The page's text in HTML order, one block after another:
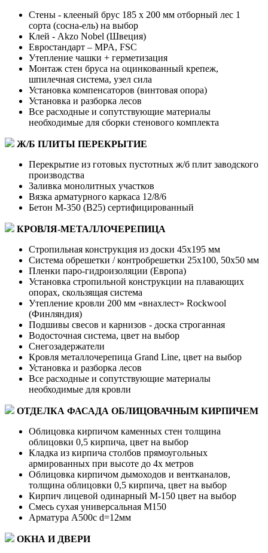
Стены - клееный брус 185 x 200 мм отборный лес 1
сорта (сосна-ель) на выбор
Клей - Akzo Nobel (Швеция)
Евростандарт – MPA, FSC
Утепление чашки + герметизация
Монтаж стен бруса на оцинкованный крепеж,
шпилечная система, узел сила
Установка компенсаторов (винтовая опора)
Установка и разборка лесов
Все расходные и сопутствующие материалы
необходимые для сборки стенового комплекта
Ж/Б ПЛИТЫ ПЕРЕКРЫТИЕ
Перекрытие из готовых пустотных ж/б плит заводского
производства
Заливка монолитных участков
Вязка арматурного каркаса 12/8/6
Бетон М-350 (В25) сертифицированный
КРОВЛЯ-МЕТАЛЛОЧЕРЕПИЦА
Стропильная конструкция из доски 45х195 мм
Система обрешетки / контробрешетки 25х100, 50х50 мм
Пленки паро-гидроизоляции (Европа)
Установка стропильной конструкции на плавающих
опорах, скользящая система
Утепление кровли 200 мм «внахлест» Rockwool
(Финляндия)
Подшивы свесов и карнизов - доска строганная
Водосточная система, цвет на выбор
Снегозадержатели
Кровля металлочерепица Grand Line, цвет на выбор
Установка и разборка лесов
Все расходные и сопутствующие материалы
необходимые для кровли
ОТДЕЛКА ФАСАДА ОБЛИЦОВАЧНЫМ КИРПИЧЕМ
Облицовка кирпичом каменных стен толщина
облицовки 0,5 кирпича, цвет на выбор
Кладка из кирпича столбов прямоугольных
армированных при высоте до 4х метров
Облицовка кирпичом дымоходов и вентканалов,
толщина облицовки 0,5 кирпича, цвет на выбор
Кирпич лицевой одинарный М-150 цвет на выбор
Смесь сухая универсальная М150
Арматура А500с d=12мм
ОКНА И ДВЕРИ